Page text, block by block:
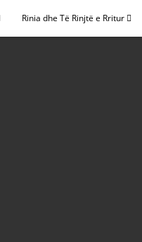
Rinia dhe Të Rinjtë e Rritur